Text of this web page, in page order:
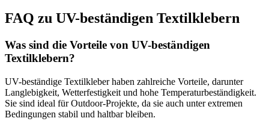
FAQ zu UV-beständigen Textilklebern
Was sind die Vorteile von UV-beständigen
Textilklebern?
UV-beständige Textilkleber haben zahlreiche Vorteile, darunter
Langlebigkeit, Wetterfestigkeit und hohe Temperaturbeständigkeit.
Sie sind ideal für Outdoor-Projekte, da sie auch unter extremen
Bedingungen stabil und haltbar bleiben.